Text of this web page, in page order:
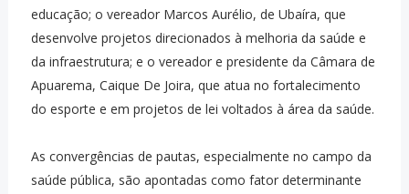
educação; o vereador Marcos Aurélio, de Ubaíra, que
desenvolve projetos direcionados à melhoria da saúde e
da infraestrutura; e o vereador e presidente da Câmara de
Apuarema, Caique De Joira, que atua no fortalecimento
do esporte e em projetos de lei voltados à área da saúde.
As convergências de pautas, especialmente no campo da
saúde pública, são apontadas como fator determinante